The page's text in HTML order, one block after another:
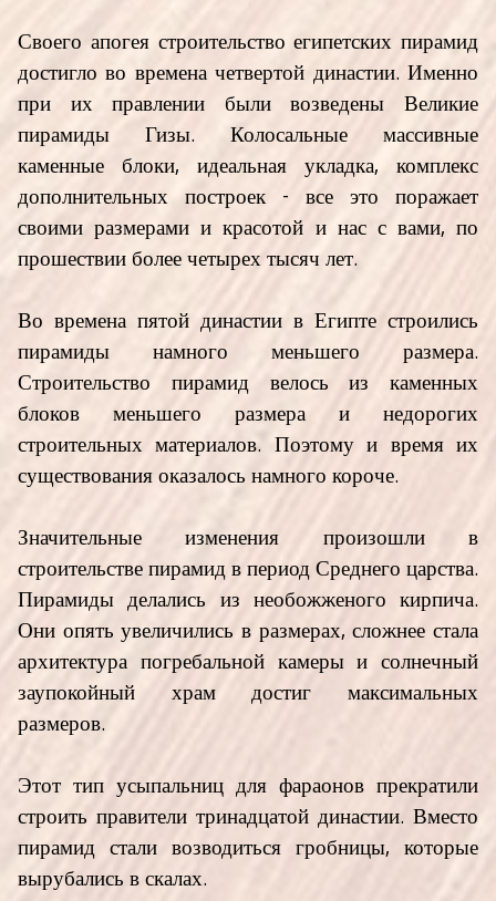
Своего апогея строительство египетских пирамид
достигло во времена четвертой династии. Именно
при их правлении были возведены Великие
пирамиды Гизы. Колосальные массивные
каменные блоки, идеальная укладка, комплекс
дополнительных построек - все это поражает
своими размерами и красотой и нас с вами, по
прошествии более четырех тысяч лет.
Во времена пятой династии в Египте строились
пирамиды намного меньшего размера.
Строительство пирамид велось из каменных
блоков меньшего размера и недорогих
строительных материалов. Поэтому и время их
существования оказалось намного короче.
Значительные изменения произошли в
строительстве пирамид в период Среднего царства.
Пирамиды делались из необожженого кирпича.
Они опять увеличились в размерах, сложнее стала
архитектура погребальной камеры и солнечный
заупокойный храм достиг максимальных
размеров.
Этот тип усыпальниц для фараонов прекратили
строить правители тринадцатой династии. Вместо
пирамид стали возводиться гробницы, которые
вырубались в скалах.